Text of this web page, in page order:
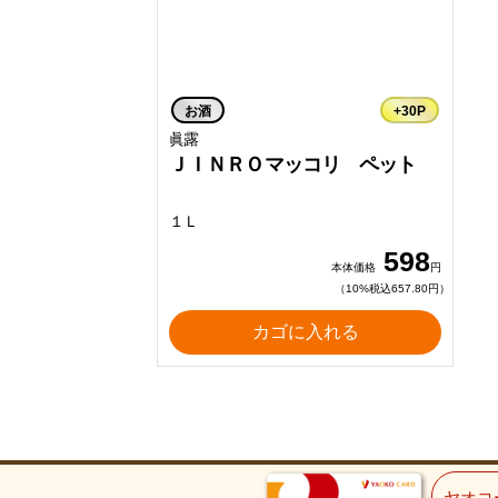
お酒 +30P
眞露
ＪＩＮＲＯマッコリ ペット
１Ｌ
本体価格 598円
（10%税込657.80円）
カゴに入れる